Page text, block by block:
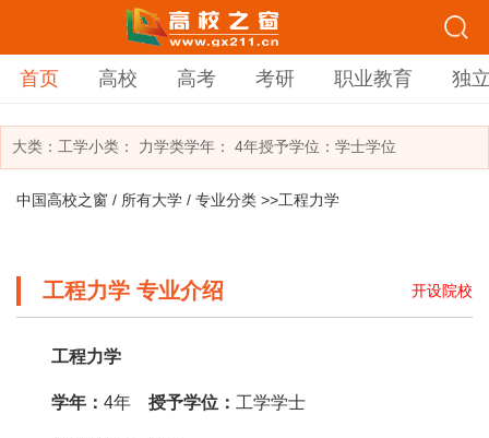
首页 高校 高考 考研 职业教育 独
大类： 工学小类： 力学类学年： 4年授予学位：学士学位
中国高校之窗 / 所有大学 / 专业分类 >>工程力学
工程力学 专业介绍 开设院校
工程力学
学年： 4年 授予学位： 工学学士